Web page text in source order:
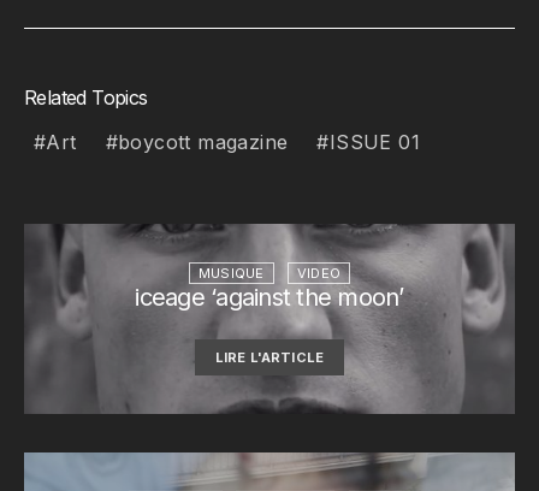
Related Topics
Art
boycott magazine ISSUE 01
MUSIQUE VIDEO
iceage ‘against the moon’
LIRE L'ARTICLE